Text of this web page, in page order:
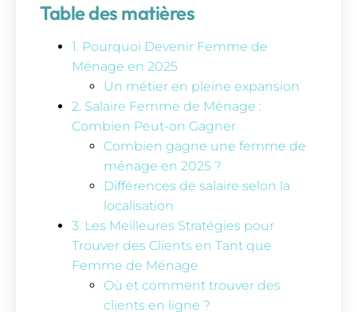
Table des matières
1. Pourquoi Devenir Femme de
Ménage en 2025
Un métier en pleine expansion
2. Salaire Femme de Ménage :
Combien Peut-on Gagner
Combien gagne une femme de
ménage en 2025 ?
Différences de salaire selon la
localisation
3. Les Meilleures Stratégies pour
Trouver des Clients en Tant que
Femme de Ménage
Où et comment trouver des
clients en ligne ?